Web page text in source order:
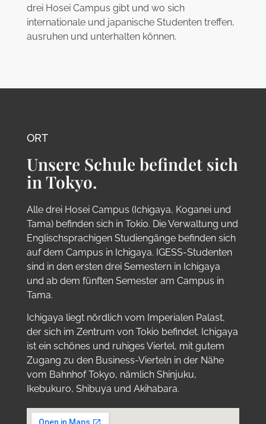
drei Hosei Campus gibt und wo sich
internationale und japanische Studenten treffen,
ausruhen und unterhalten können.
ORT
Unsere Schule befindet sich
in Tokyo.
Alle drei Hosei Campus (Ichigaya, Koganei und
Tama) befinden sich in Tokio. Die Verwaltung und
Englischsprachigen Studiengänge befinden sich
auf dem Campus in Ichigaya. IGESS-Studenten
sind in den ersten drei Semestern in Ichigaya
und ab dem fünften Semester am Campus in
Tama.
Ichigaya liegt nördlich vom Imperialen Palast,
der sich im Zentrum von Tokio befindet. Ichigaya
ist ein schönes und ruhiges Viertel, mit gutem
Zugang zu den Business-Vierteln in der Nähe
vom Bahnhof Tokyo, nämlich Shinjuku,
Ikebukuro, Shibuya und Akihabara.